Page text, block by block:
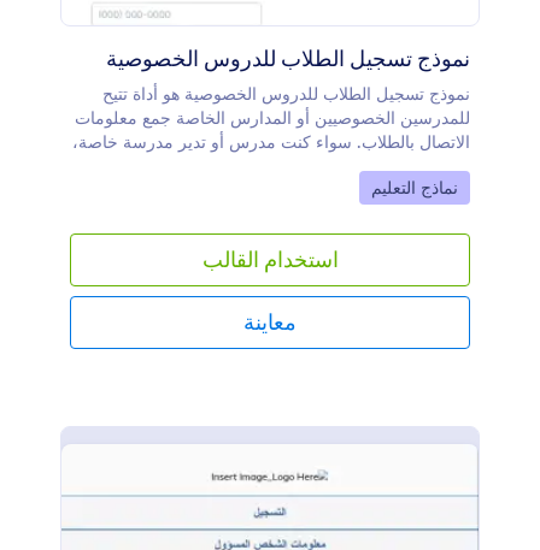
نموذج تسجيل الطلاب للدروس الخصوصية
نموذج تسجيل الطلاب للدروس الخصوصية هو أداة تتيح
للمدرسين الخصوصيين أو المدارس الخاصة جمع معلومات
الاتصال بالطلاب. سواء كنت مدرس أو تدير مدرسة خاصة،
يمكنك استخدام نموذج تسجيل الطلاب للدروس الخصوصية
المجاني على موقعك لتسهيل تواصل الطلاب معك!بكل
التي تحتاجها، ثم قم بتضمينه في موقعك وابدأ بجمع المزيد
من المعلومات حول طلابك. هل ترغب في إضافة شعارك،
استخدام ألوان مختلفة، أو تحديث صورة الخلفية؟ استخدم
أداة إنشاء النماذج المجانية للحصول على المظهر الذي
تريده بالضبط.إذا كنت تريد دمج هذا النموذج مع نموذج آخر
موثوقة مثل PayPal، Stripe، وSquare.احصل على مزيد
باستخدام نموذج تسجيل الطلاب للدروس الخصوصية
المجاني على موقعك!
Go to Category:
نماذج التعليم
استخدام القالب
معاينة